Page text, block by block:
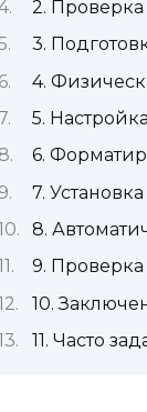
2.
3.
4.
5.
6.
7.
8.
9.
10.
11. Часто